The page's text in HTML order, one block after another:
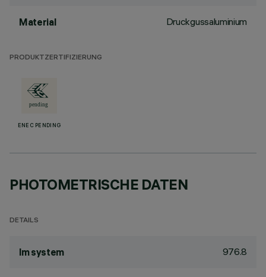
Material Druckgussaluminium
PRODUKTZERTIFIZIERUNG
ENEC PENDING
PHOTOMETRISCHE DATEN
DETAILS
lm system 976.8